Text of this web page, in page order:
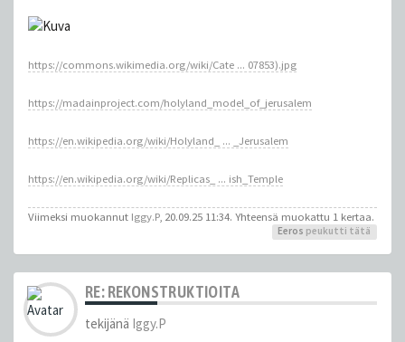
https://commons.wikimedia.org/wiki/Cate ... 07853).jpg
https://madainproject.com/holyland_model_of_jerusalem
https://en.wikipedia.org/wiki/Holyland_ ... _Jerusalem
https://en.wikipedia.org/wiki/Replicas_ ... ish_Temple
Viimeksi muokannut Iggy.P, 20.09.25 11:34. Yhteensä muokattu 1 kertaa.
Eeros peukutti tätä
RE: REKONSTRUKTIOITA
tekijänä Iggy.P